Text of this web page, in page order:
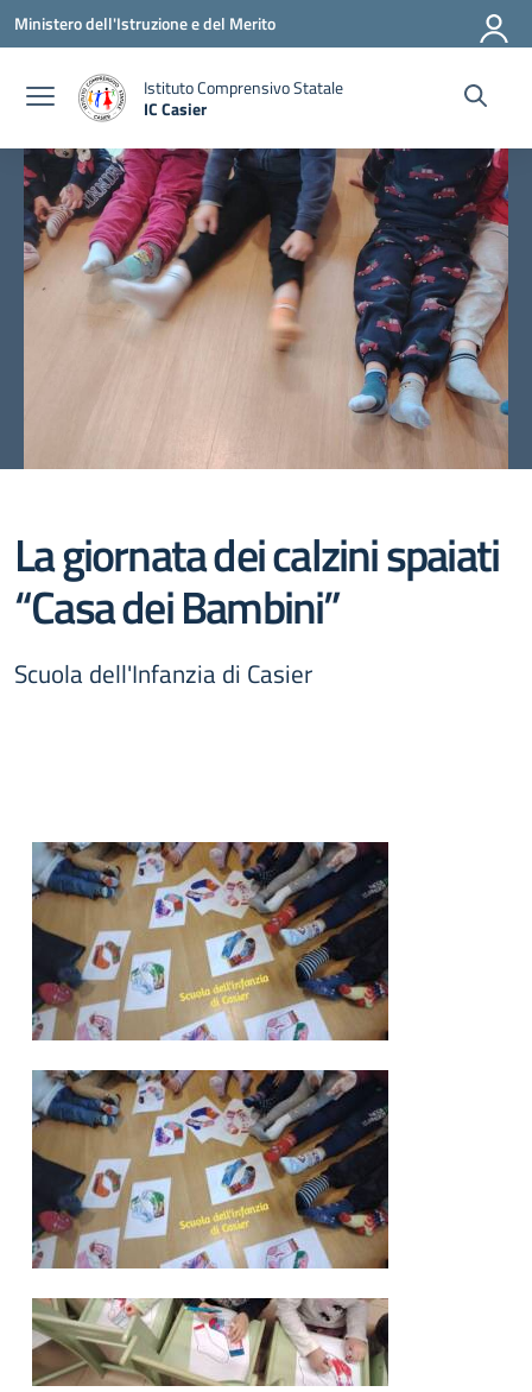
Vai ai contenuti
Vai al menu di navigazione
Vai al footer
Ministero dell'Istruzione e del Merito
Istituto Comprensivo Statale
IC Casier
La giornata dei calzini spaiati
“Casa dei Bambini”
Scuola dell'Infanzia di Casier